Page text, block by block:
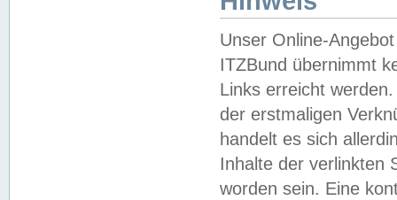
Unser Online-
ITZBund übernimmt
Links erreicht
der erstmaligen
handelt es sich
Inhalte der verlinkten
worden sein. Eine